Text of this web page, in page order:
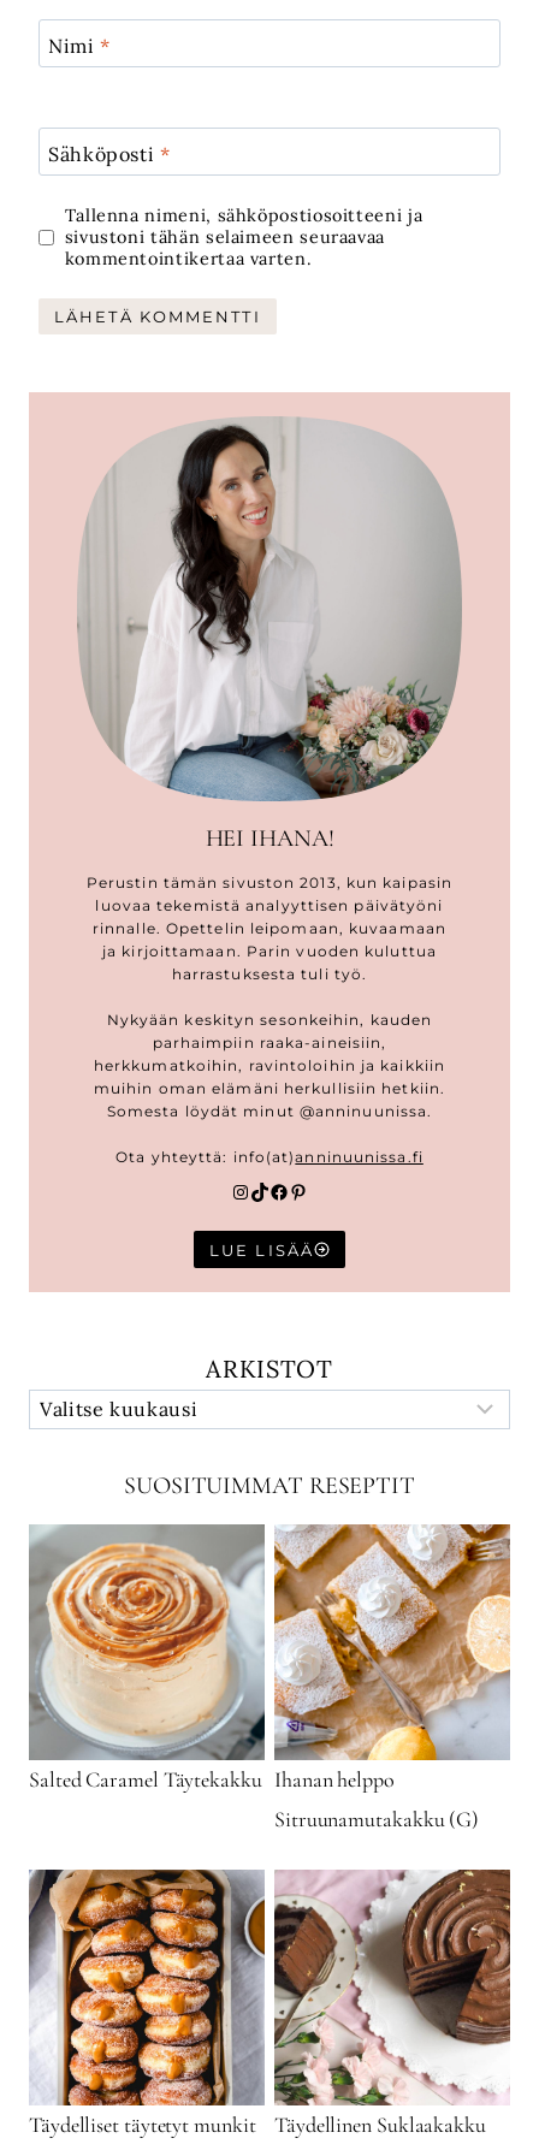
Nimi*
Sähköposti*
Tallenna nimeni, sähköpostiosoitteeni ja
sivustoni tähän selaimeen seuraavaa
kommentointikertaa varten.
HEI IHANA!
Perustin tämän sivuston 2013, kun kaipasin
luovaa tekemistä analyyttisen päivätyöni
rinnalle. Opettelin leipomaan, kuvaamaan
ja kirjoittamaan. Parin vuoden kuluttua
harrastuksesta tuli työ.
Nykyään keskityn sesonkeihin, kauden
parhaimpiin raaka-aineisiin,
herkkumatkoihin, ravintoloihin ja kaikkiin
muihin oman elämäni herkullisiin hetkiin.
Somesta löydät minut @anninuunissa.
Ota yhteyttä: info(at)anninuunissa.fi
Instagram
TikTok
Facebook
Pinterest
LUE LISÄÄ
ARKISTOT
SUOSITUIMMAT RESEPTIT
Salted Caramel Täytekakku Ihanan helppo
Sitruunamutakakku (G)
Täydelliset täytetyt munkit Täydellinen Suklaakakku